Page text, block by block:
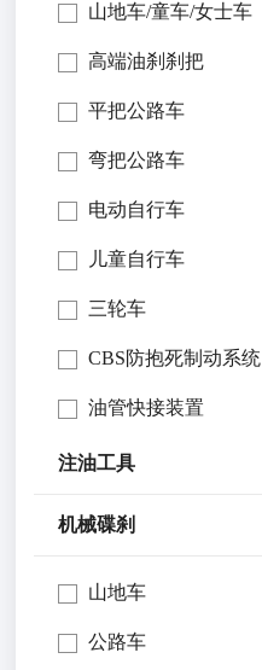
山地车/童车/女士车
高端油刹刹把
平把公路车
弯把公路车
电动自行车
儿童自行车
三轮车
CBS防抱死制动系统
油管快接装置
注油工具
机械碟刹
山地车
公路车